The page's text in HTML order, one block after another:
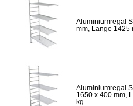
Aluminiumregal
mm, Länge 1425
Aluminiumregal
1650 x 400 mm,
kg